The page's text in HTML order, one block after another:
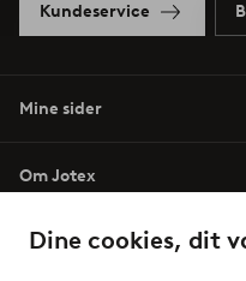
Dine cookies, dit
Kundeservice
Mine sider
Om Jotex
Vilkår